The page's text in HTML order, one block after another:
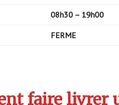
08h30 – 19h00
FERME
faire livrer